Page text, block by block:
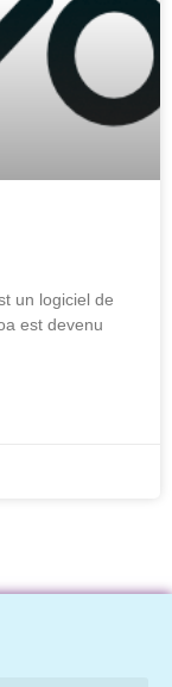
un logiciel de
est devenu